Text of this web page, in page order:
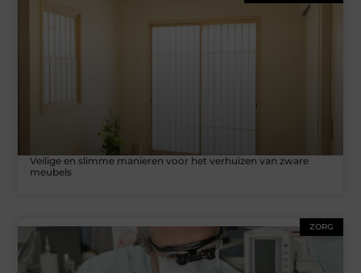
Veilige en slimme manieren voor het verhuizen van zware
meubels
ZORG